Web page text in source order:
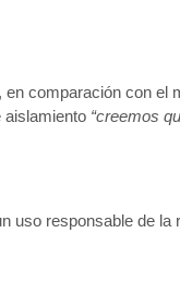
comparación con
aislamiento “creemos
uso responsable de